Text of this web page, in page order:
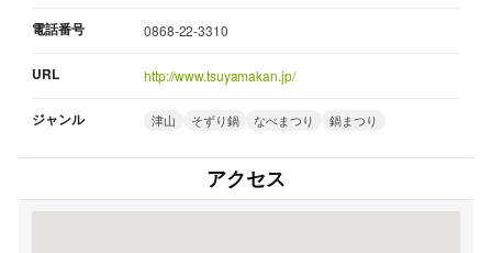
電話番号 0868-22-3310
URL http://www.tsuyamakan.jp/
ジャンル 津山 そずり鍋 なべまつり 鍋まつり
アクセス